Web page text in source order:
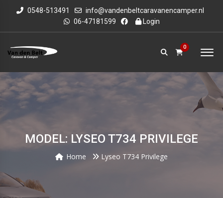
0548-513491
info@vandenbeltcaravanencamper.nl
06-47181599
Login
0
MODEL: LYSEO T734 PRIVILEGE
Home Lyseo T734 Privilege